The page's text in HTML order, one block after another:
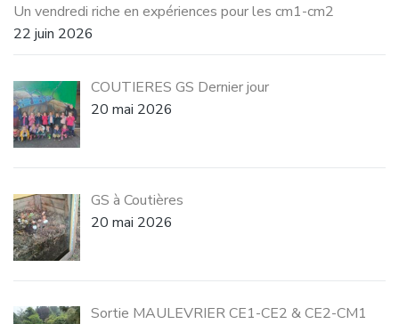
Un vendredi riche en expériences pour les cm1-cm2
22 juin 2026
COUTIERES GS Dernier jour
20 mai 2026
GS à Coutières
20 mai 2026
Sortie MAULEVRIER CE1-CE2 & CE2-CM1